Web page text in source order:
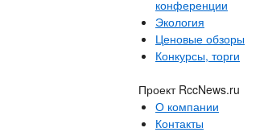
конференции
Экология
Ценовые обзоры
Конкурсы, торги
Проект RccNews.ru
О компании
Контакты